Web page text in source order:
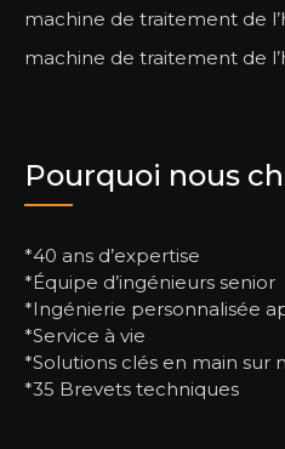
machine de traitement de
machine de traitement de
Pourquoi nous
*40 ans d’expertise
*Équipe d’ingénieurs senior
*Ingénierie personnalisée
*Service à vie
*Solutions clés en main sur
*35 Brevets techniques